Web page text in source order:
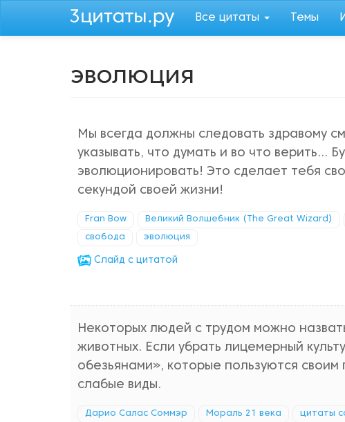
Все цитаты Темы
эволюция
Мы всегда должны следовать здравому
указывать, что думать и во что верить...
эволюционировать! Это сделает тебя
секундой своей жизни!
Fran Bow Великий Волшебник (The Great Wizard)
свобода эволюция
Cлайд с цитатой
Некоторых людей с трудом можно
животных. Если убрать лицемерный
обезьянами», которые пользуются
слабые виды.
Дарио Салас Соммэр Мораль 21 века цитаты